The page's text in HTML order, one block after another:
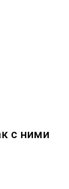
с ними